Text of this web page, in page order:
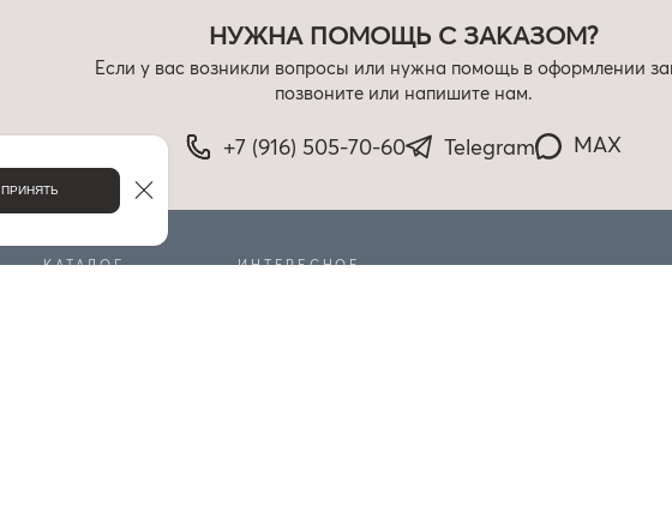
НУЖНА ПОМОЩЬ С ЗАКАЗОМ?
Если у вас возникли вопросы или нужна помощь в оформлении
позвоните или напишите нам.
+7 (916) 505-70-60 Telegram MAX
КАТАЛОГ ИНТЕРЕСНОЕ
ПРИНЯТЬ